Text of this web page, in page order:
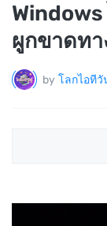
ผูกขาดทา
by โลกไอที